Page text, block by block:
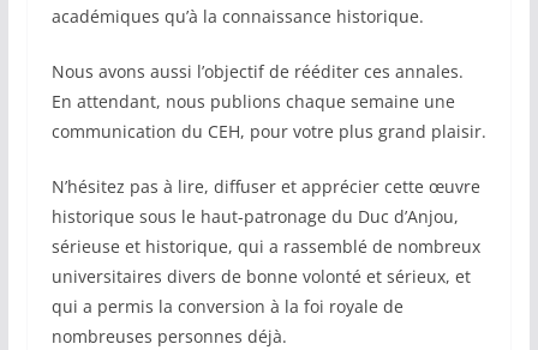
académiques qu’à la connaissance historique.
Nous avons aussi l’objectif de rééditer ces annales.
En attendant, nous publions chaque semaine une
communication du CEH, pour votre plus grand plaisir.
N’hésitez pas à lire, diffuser et apprécier cette œuvre
historique sous le haut-patronage du Duc d’Anjou,
sérieuse et historique, qui a rassemblé de nombreux
universitaires divers de bonne volonté et sérieux, et
qui a permis la conversion à la foi royale de
nombreuses personnes déjà.